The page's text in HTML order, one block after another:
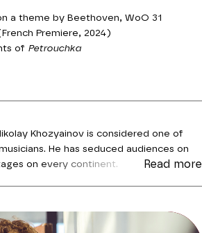
a theme by Beethoven, WoO 31
Premiere, 2024)
of Petrouchka
Khozyainov is considered one of
He has seduced audiences on
on every continent.
Nikolay Khozyainov | Théâtre des
Read more